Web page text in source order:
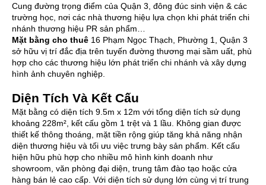
Cung đường trọng điểm của Quận 3, đông đúc sinh viện & các
trường học, nơi các nhà thương hiệu lựa chọn khi phát triển chi
nhánh thương hiệu PR sản phẩm…
Mặt bằng cho thuê 16 Phạm Ngọc Thạch, Phường 1, Quận 3
sở hữu vị trí đắc địa trên tuyến đường thương mại sầm uất, phù
hợp cho các thương hiệu lớn phát triển chi nhánh và xây dựng
hình ảnh chuyên nghiệp.
Diện Tích Và Kết Cấu
Mặt bằng có diện tích 9.5m x 12m với tổng diện tích sử dụng
khoảng 228m², kết cấu gồm 1 trệt và 1 lầu. Không gian được
thiết kế thông thoáng, mặt tiền rộng giúp tăng khả năng nhận
diện thương hiệu và tối ưu việc trưng bày sản phẩm. Kết cấu
hiện hữu phù hợp cho nhiều mô hình kinh doanh như
showroom, văn phòng đại diện, trung tâm đào tạo hoặc cửa
hàng bán lẻ cao cấp. Với diện tích sử dụng lớn cùng vị trí trung